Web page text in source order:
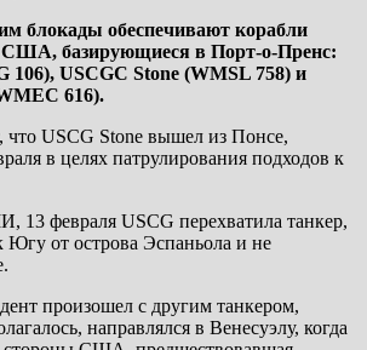
блокады обеспечивают корабли
США, базирующиеся в Порт-о-Пренс:
106), USCGC Stone (WMSL 758) и
616).
что USCG Stone вышел из Понсе,
в целях патрулирования подходов к
февраля USCG перехватила танкер,
Югу от острова Эспаньола и не
произошел с другим танкером,
направлялся в Венесуэлу, когда